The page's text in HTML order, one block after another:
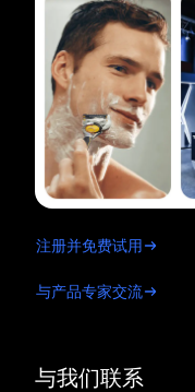
与我们联系
注册并免费试用
与产品专家交流